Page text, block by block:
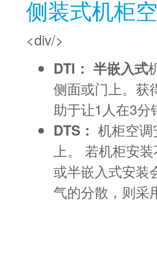
侧装式机柜
<div/>
DTI： 半嵌入式
侧面或门上。获
助于让1人在3分
DTS： 机柜空
上。 若机柜安
或半嵌入式安装
气的分散，则采